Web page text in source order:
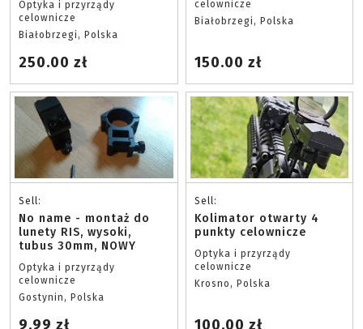
Optyka i przyrządy
celownicze
Białobrzegi, Polska
250.00 zł
celownicze
Białobrzegi, Polska
150.00 zł
Sell:
No name - montaż do
lunety RIS, wysoki,
tubus 30mm, NOWY
Optyka i przyrządy
celownicze
Gostynin, Polska
9.99 zł
Sell:
Kolimator otwarty 4
punkty celownicze
Optyka i przyrządy
celownicze
Krosno, Polska
100.00 zł